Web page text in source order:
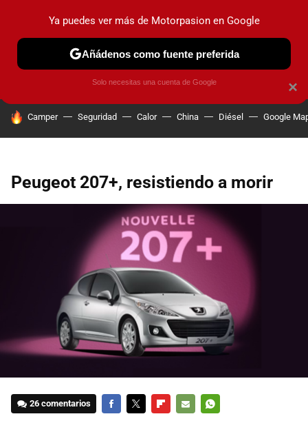
PRUEBAS COCHES ELÉCTRICOS OBSERVATORIO
HOY SE HABLA DE
Camper Seguridad Calor China Diésel Google
Peugeot 207+, resistiendo a morir
26 comentarios
×
Ya puedes ver más de Motorpasion en Google
Añádenos como fuente preferida
Solo necesitas una cuenta de Google